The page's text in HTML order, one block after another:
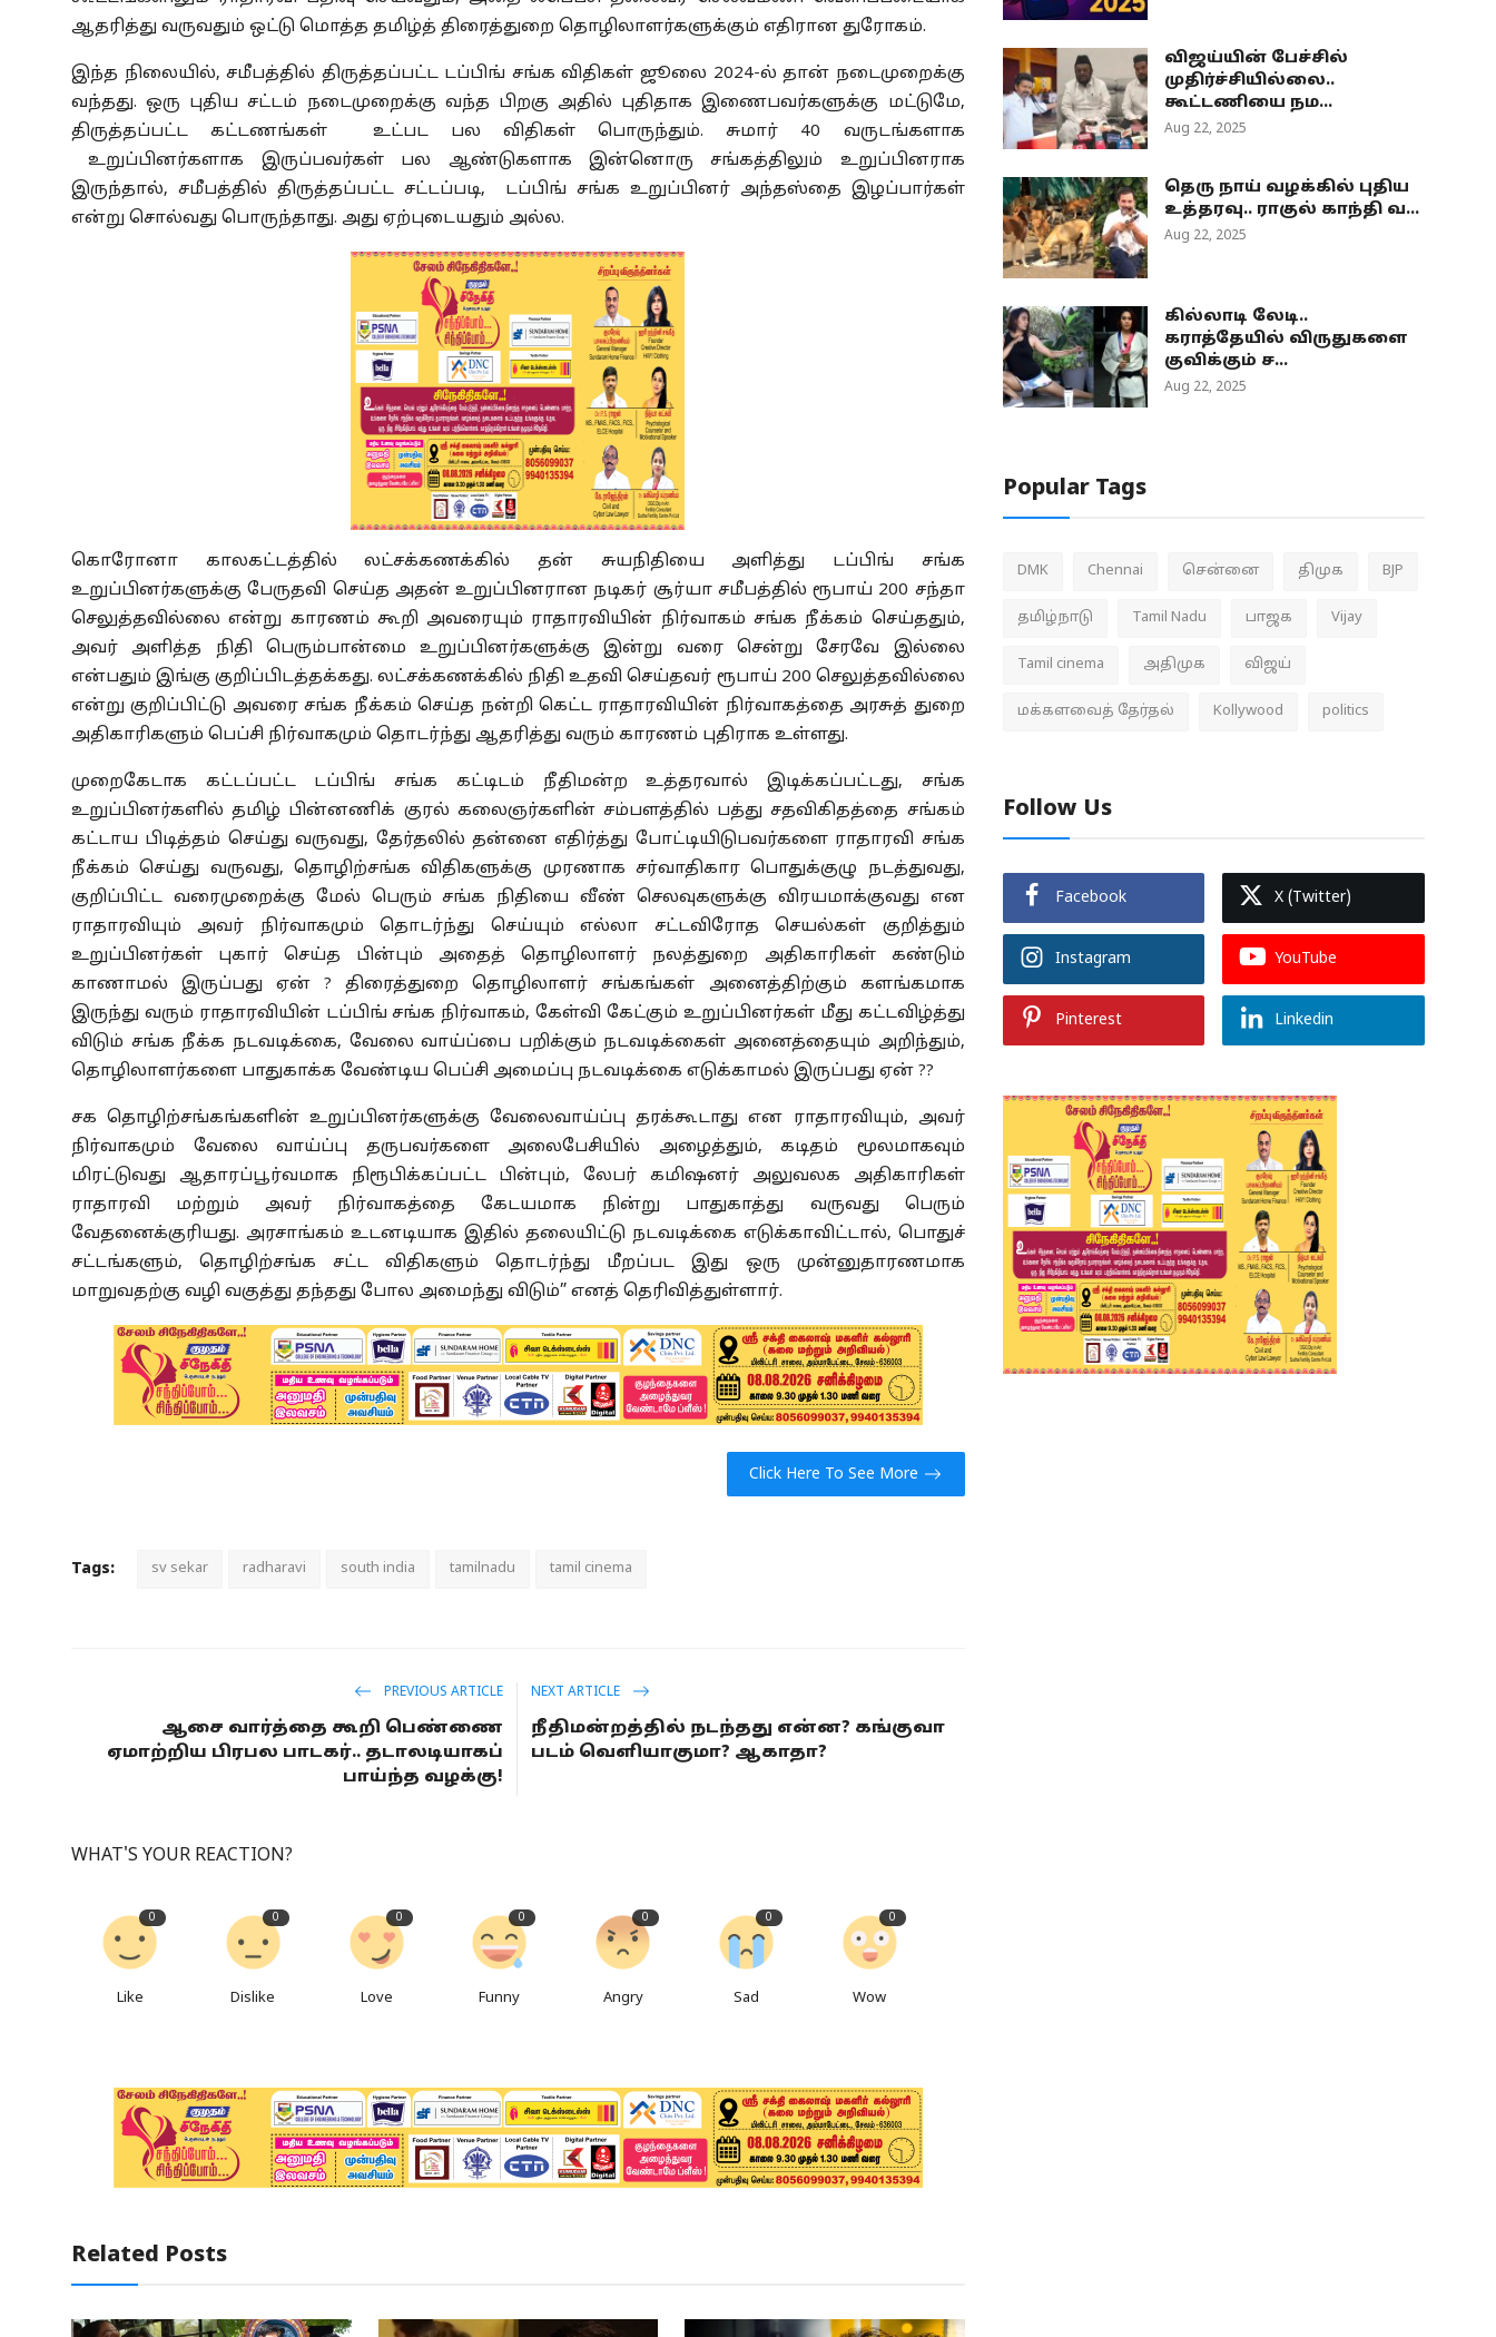
ஆதரித்து வருவதும் ஒட்டு மொத்த தமிழ்த் திரைத்துறை தொழிலாளர்களுக்கும் எதிரான துரோகம்.
இந்த நிலையில், சமீபத்தில் திருத்தப்பட்ட டப்பிங் சங்க விதிகள் ஜூலை 2024-ல் தான் நடைமுறைக்கு
வந்தது. ஒரு புதிய சட்டம் நடைமுறைக்கு வந்த பிறகு அதில் புதிதாக இணைபவர்களுக்கு மட்டுமே,
திருத்தப்பட்ட கட்ட‌ண‌ங்க‌ள் உட்பட பல விதிகள் பொருந்தும். சுமார் 40 வருட‌ங்க‌ளாக‌
உறுப்பினர்களாக இருப்பவர்கள் பல ஆண்டுகளாக இன்னொரு சங்கத்திலும் உறுப்பினராக
இருந்தால், சமீபத்தில் திருத்தப்பட்ட சட்டப்படி, டப்பிங் சங்க உறுப்பினர் அந்தஸ்தை இழப்பார்கள்
என்று சொல்வது பொருந்தாது. அது ஏற்புடையதும் அல்ல.
கொரோனா காலகட்டத்தில் லட்சக்கணக்கில் தன் சுயநிதியை அளித்து டப்பிங் சங்க
உறுப்பினர்களுக்கு பேருதவி செய்த அதன் உறுப்பினரான நடிகர் சூர்யா சமீபத்தில் ரூபாய் 200 சந்தா
செலுத்தவில்லை என்று காரணம் கூறி அவரையும் ராதாரவியின் நிர்வாகம் சங்க நீக்கம் செய்ததும்,
அவர் அளித்த நிதி பெரும்பான்மை உறுப்பினர்களுக்கு இன்று வ‌ரை சென்று சேரவே இல்லை
என்பதும் இங்கு குறிப்பிடத்தக்கது. லட்சக்கணக்கில் நிதி உதவி செய்தவர் ரூபாய் 200 செலுத்தவில்லை
என்று குறிப்பிட்டு அவரை சங்க நீக்கம் செய்த நன்றி கெட்ட ராதாரவியின் நிர்வாகத்தை அரசுத் துறை
அதிகாரிகளும் பெப்சி நிர்வாகமும் தொடர்ந்து ஆதரித்து வரும் காரணம் புதிராக உள்ளது.
முறைகேடாக கட்டப்பட்ட டப்பிங் சங்க கட்டிடம் நீதிமன்ற உத்தரவால் இடிக்கப்பட்டது, சங்க
உறுப்பினர்களில் தமிழ் பின்னணிக் குரல் கலைஞர்களின் சம்பளத்தில் பத்து சதவிகிதத்தை சங்கம்
கட்டாய பிடித்தம் செய்து வருவது, தேர்தலில் தன்னை எதிர்த்து போட்டியிடுபவர்களை ராதாரவி சங்க
நீக்கம் செய்து வருவது, தொழிற்சங்க விதிகளுக்கு முரணாக சர்வாதிகார பொதுக்குழு நடத்துவது,
குறிப்பிட்ட வரைமுறைக்கு மேல் பெரும் சங்க நிதியை வீண் செலவுகளுக்கு விரயமாக்குவது என
ராதாரவியும் அவர் நிர்வாகமும் தொடர்ந்து செய்யும் எல்லா சட்டவிரோத செயல்கள் குறித்தும்
உறுப்பினர்கள் புகார் செய்த பின்பும் அதைத் தொழிலாளர் நலத்துறை அதிகாரிகள் கண்டும்
காணாமல் இருப்பது ஏன் ? திரைத்துறை தொழிலாளர் சங்கங்கள் அனைத்திற்கும் களங்கமாக
இருந்து வரும் ராதாரவியின் டப்பிங் சங்க நிர்வாகம், கேள்வி கேட்கும் உறுப்பினர்கள் மீது கட்டவிழ்த்து
விடும் சங்க நீக்க நடவடிக்கை, வேலை வாய்ப்பை பறிக்கும் நடவடிக்கைள் அனைத்தையும் அறிந்தும்,
தொழிலாளர்களை பாதுகாக்க வேண்டிய பெப்சி அமைப்பு நடவடிக்கை எடுக்காமல் இருப்பது ஏன் ??
சக தொழிற்சங்கங்களின் உறுப்பினர்களுக்கு வேலைவாய்ப்பு தரக்கூடாது என ராதாரவியும், அவர்
நிர்வாகமும் வேலை வாய்ப்பு தருபவர்களை அலைபேசியில் அழைத்தும், கடிதம் மூலமாகவும்
மிரட்டுவது ஆதாரப்பூர்வமாக நிரூபிக்கப்பட்ட பின்பும், லேபர் கமிஷனர் அலுவலக அதிகாரிகள்
ராதாரவி மற்றும் அவர் நிர்வாகத்தை கேடயமாக நின்று பாதுகாத்து வருவது பெரும்
வேதனைக்குரியது. அரசாங்கம் உடனடியாக இதில் தலையிட்டு நடவடிக்கை எடுக்காவிட்டால், பொதுச்
சட்டங்களும், தொழிற்சங்க சட்ட விதிகளும் தொடர்ந்து மீறப்பட இது ஒரு முன்னுதாரணமாக
மாறுவதற்கு வழி வகுத்து தந்தது போல அமைந்து விடும்” எனத் தெரிவித்துள்ளார்.
Click Here To See More
Tags: sv sekar radharavi south india tamilnadu tamil cinema
PREVIOUS ARTICLE
ஆசை வார்த்தை கூறி பெண்ணை
ஏமாற்றிய பிரபல பாடகர்.. தடாலடியாகப்
பாய்ந்த வழக்கு!
NEXT ARTICLE
நீதிமன்றத்தில் நடந்தது என்ன? கங்குவா
படம் வெளியாகுமா? ஆகாதா?
WHAT'S YOUR REACTION?
0
Like
0
Dislike
0
Love
0
Funny
0
Angry
0
Sad
0
Wow
Related Posts
விஜய்யின் பேச்சில்
முதிர்ச்சியில்லை..
கூட்டணியை நம...
Aug 22, 2025
தெரு நாய் வழக்கில் புதிய
உத்தரவு.. ராகுல் காந்தி வ...
Aug 22, 2025
கில்லாடி லேடி..
கராத்தேயில் விருதுகளை
குவிக்கும் ச...
Aug 22, 2025
Popular Tags
DMK Chennai சென்னை திமுக BJP
தமிழ்நாடு Tamil Nadu பாஜக Vijay
Tamil cinema அதிமுக விஜய்
மக்களவைத் தேர்தல் Kollywood politics
Follow Us
Facebook X (Twitter)
Instagram YouTube
Pinterest Linkedin